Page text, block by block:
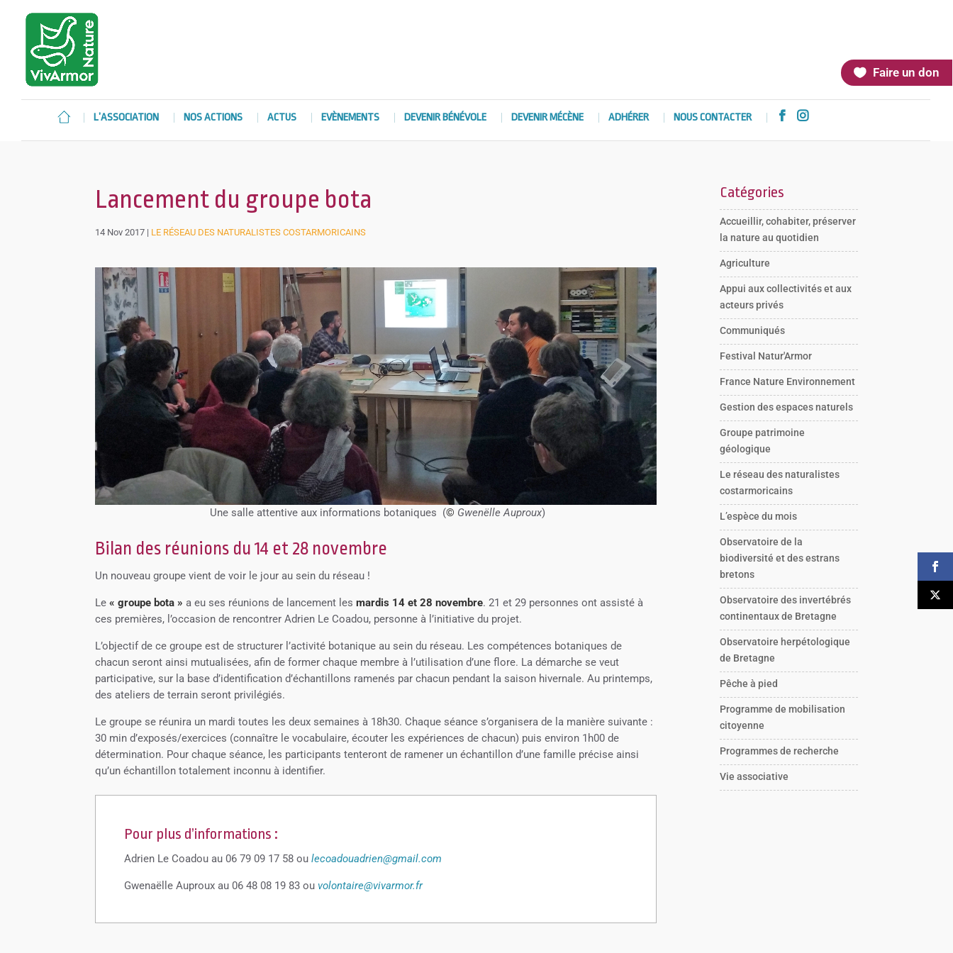
Faire un don
L’ASSOCIATION NOS ACTIONS ACTUS EVÈNEMENTS DEVENIR BÉNÉVOLE DEVENIR MÉCÈNE ADHÉRER NOUS CONTACTER  
Lancement du groupe bota
14 Nov 2017 | LE RÉSEAU DES NATURALISTES COSTARMORICAINS
Une salle attentive aux informations botaniques (© Gwenëlle Auproux)
Bilan des réunions du 14 et 28 novembre
Un nouveau groupe vient de voir le jour au sein du réseau !
Le« groupe bota » a eu ses réunions de lancement lesmardis 14 et 28 novembre. 21 et 29 personnes ont assisté à
ces premières, l’occasion de rencontrer Adrien Le Coadou, personne à l’initiative du projet.
L’objectif de ce groupe est de structurer l’activité botanique au sein du réseau. Les compétences botaniques de
chacun seront ainsi mutualisées, afin de former chaque membre à l’utilisation d’une flore. La démarche se veut
participative, sur la base d’identification d’échantillons ramenés par chacun pendant la saison hivernale. Au printemps,
des ateliers de terrain seront privilégiés.
Le groupe se réunira un mardi toutes les deux semaines à 18h30. Chaque séance s’organisera de la manière suivante :
30 min d’exposés/exercices (connaître le vocabulaire, écouter les expériences de chacun) puis environ 1h00 de
détermination. Pour chaque séance, les participants tenteront de ramener un échantillon d’une famille précise ainsi
qu’un échantillon totalement inconnu à identifier.
Pour plus d’informations :
Adrien Le Coadou au 06 79 09 17 58 oulecoadouadrien@gmail.com
Gwenaëlle Auproux au 06 48 08 19 83 ou volontaire@vivarmor.fr
Catégories
Accueillir, cohabiter, préserver
la nature au quotidien
Agriculture
Appui aux collectivités et aux
acteurs privés
Communiqués
Festival Natur'Armor
France Nature Environnement
Gestion des espaces naturels
Groupe patrimoine
géologique
Le réseau des naturalistes
costarmoricains
L’espèce du mois
Observatoire de la
biodiversité et des estrans
bretons
Observatoire des invertébrés
continentaux de Bretagne
Observatoire herpétologique
de Bretagne
Pêche à pied
Programme de mobilisation
citoyenne
Programmes de recherche
Vie associative